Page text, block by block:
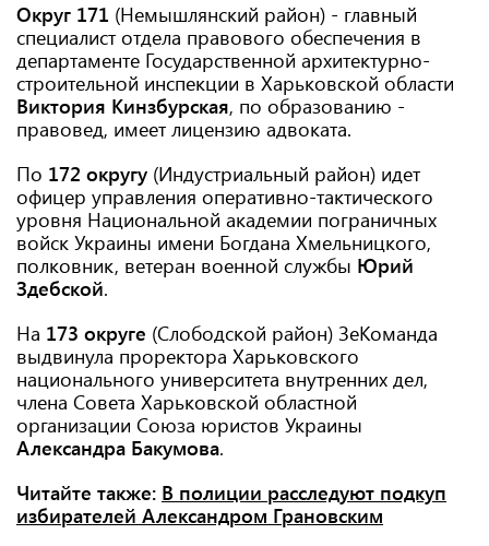
Округ 171 (Немышлянский район) - главный
специалист отдела правового обеспечения в
департаменте Государственной архитектурно-
строительной инспекции в Харьковской области
Виктория Кинзбурская, по образованию -
правовед, имеет лицензию адвоката.
По 172 округу (Индустриальный район) идет
офицер управления оперативно-тактического
уровня Национальной академии пограничных
войск Украины имени Богдана Хмельницкого,
полковник, ветеран военной службы Юрий
Здебской.
На 173 округе (Слободской район) ЗеКоманда
выдвинула проректора Харьковского
национального университета внутренних дел,
члена Совета Харьковской областной
организации Союза юристов Украины
Александра Бакумова.
Читайте также: В полиции расследуют подкуп
избирателей Александром Грановским